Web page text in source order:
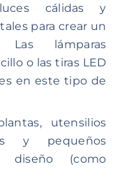
cálidas y
para crear un
Las lámparas
o las tiras LED
en este tipo de
utensilios
y pequeños
diseño (como